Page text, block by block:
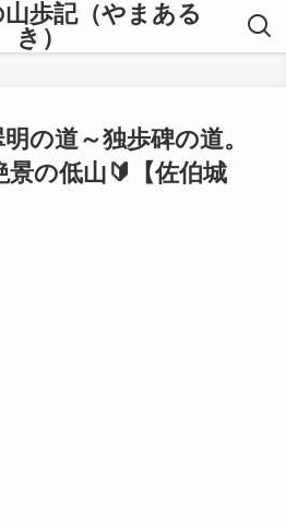
歩記（やまある
き）
明の道～独歩碑の道。
景の低山🔰【佐伯城